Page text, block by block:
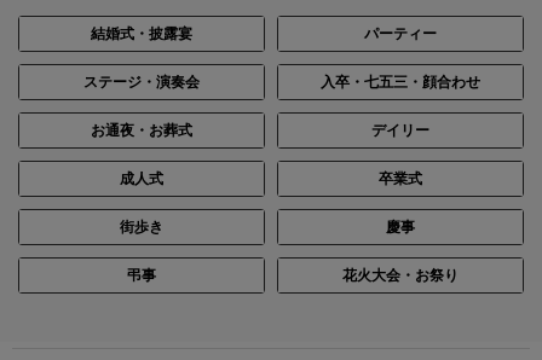
結婚式・披露宴 パーティー
ステージ・演奏会 入卒・七五三・顔合わせ
お通夜・お葬式 デイリー
成人式 卒業式
街歩き 慶事
弔事 花火大会・お祭り